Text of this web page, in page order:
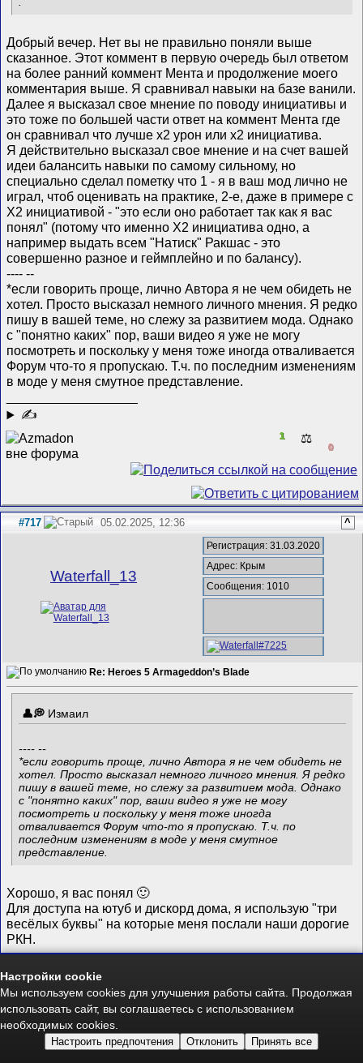
Добрый вечер. Нет вы не правильно поняли выше
сказанное. Этот коммент в первую очередь был ответом
на более ранний коммент Мента и продолжение моего
комментария выше. Я сравнивал навыки на базе ванили.
Далее я высказал свое мнение по поводу инициативы и
это тоже по большей части ответ на коммент Мента где
он сравнивал что лучше х2 урон или х2 инициатива.
Я действительно высказал свое мнение и на счет вашей
идеи балансить навыки по самому сильному, но
специально сделал пометку что 1 - я в ваш мод лично не
играл, чтоб оценивать на практике, 2-е, даже в примере с
Х2 инициативой - "это если оно работает так как я вас
понял" (потому что именно Х2 инициатива одно, а
например выдать всем "Натиск" Ракшас - это
совершенно разное и геймплейно и по балансу).
---- --
*если говорить проще, лично Автора я не чем обидеть не
хотел. Просто высказал немного личного мнения. Я редко
пишу в вашей теме, но слежу за развитием мода. Однако
с "понятно каких" пор, ваши видео я уже не могу
посмотреть и поскольку у меня тоже иногда отваливается
Форум что-то я пропускаю. Т.ч. по последним изменениям
в моде у меня смутное представление.
✍
1 ⚖️
0
#717 05.02.2025, 12:36 ^
Waterfall_13
Регистрация: 31.03.2020
Адрес: Крым
Сообщения: 1010
Re: Heroes 5 Armageddon’s Blade
Измаил
---- --
*если говорить проще, лично Автора я не чем обидеть не
хотел. Просто высказал немного личного мнения. Я редко
пишу в вашей теме, но слежу за развитием мода. Однако
с "понятно каких" пор, ваши видео я уже не могу
посмотреть и поскольку у меня тоже иногда
отваливается Форум что-то я пропускаю. Т.ч. по
последним изменениям в моде у меня смутное
представление.
Хорошо, я вас понял 🙂
Для доступа на ютуб и дискорд дома, я использую "три
весёлых буквы" на которые меня послали наши дорогие
РКН.
Как уже выше писал, центр-перки я в первую очередь
рассматриваю как развлекательный PVE контент. Есть
шанс изучить их в PVP, но вероятность мала и если
окажется выход в него слишком лёгким, я всегда готов
это усложнить. Мод развивается, медленно, но
постепенно и правки баланса всегда вносятся и будут,
Настройки cookie
Мы используем cookies для улучшения работы сайта. Продолжая
использовать сайт, вы соглашаетесь с использованием
необходимых cookies.
Настроить предпочтения Отклонить Принять все